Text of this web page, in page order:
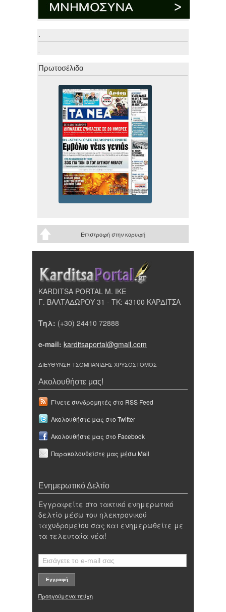
.
.
Πρωτοσέλιδα
Επιστροφή στην κορυφή
KARDITSA PORTAL Μ. ΙΚΕ
Γ. ΒΑΛΤΑΔΩΡΟΥ 31 - ΤΚ: 43100 ΚΑΡΔΙΤΣΑ
Τηλ: (+30) 24410 72888
e-mail: karditsaportal@gmail.com
ΔΙΕΥΘΥΝΣΗ ΤΣΟΜΠΑΝΙΔΗΣ ΧΡΥΣΟΣΤΟΜΟΣ
Ακολουθήστε μας!
Γίνετε συνδρομητές στο RSS Feed
Ακολουθήστε μας στο Twitter
Ακολουθήστε μας στο Facebook
Παρακολουθείστε μας μέσω Mail
Ενημερωτικό Δελτίο
Εγγραφείτε στο τακτικό ενημερωτικό
δελτίο μέσω του ηλεκτρονικού
ταχυδρομείου σας και ενημερωθείτε με
τα τελευταία νέα!
Προηγούμενα τεύχη